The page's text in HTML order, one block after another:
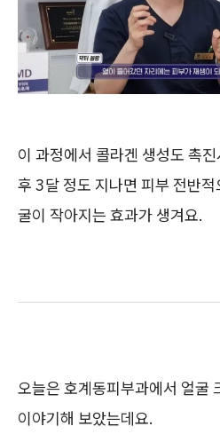
이 과정에서 콜라겐 생성도 촉
후 3달 정도 지나면 피부 전반
굴이 작아지는 효과가 생겨요.
오늘은 호계동피부과에서 얼굴
이야기해 보았는데요.